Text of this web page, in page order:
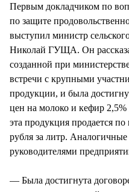
Первым докладчиком по
по защите
выступил министр
Николай ГУЩА. Он
созданной при
встречи с крупными
продукции, и была
цен на молоко и кефир
эта продукция продается
рубля за литр.
руководителями
— Была достигнута